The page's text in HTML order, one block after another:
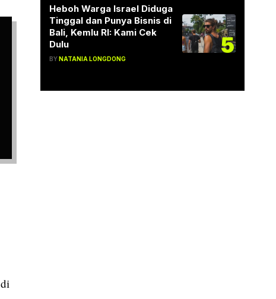
Heboh Warga Israel Diduga
Tinggal dan Punya Bisnis di
Bali, Kemlu RI: Kami Cek
Dulu
BYNATANIA LONGDONG
5